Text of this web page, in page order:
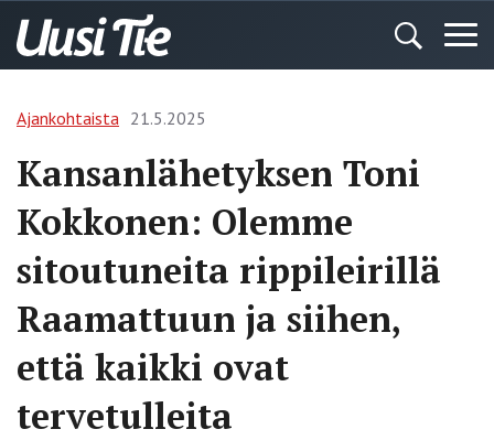
Ajankohtaista 21.5.2025
Kansanlähetyksen Toni
Kokkonen: Olemme
sitoutuneita rippileirillä
Raamattuun ja siihen,
että kaikki ovat
tervetulleita